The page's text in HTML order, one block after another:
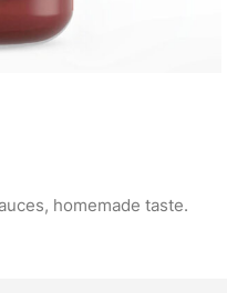
homemade taste.